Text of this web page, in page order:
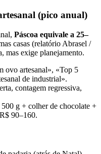
(pico anual)
Páscoa equivale a 25–
casas (relatório Abrasel /
mas exige planejamento.
ovo artesanal», «Top 5
de industrial».
contagem regressiva,
g + colher de chocolate +
90–160.